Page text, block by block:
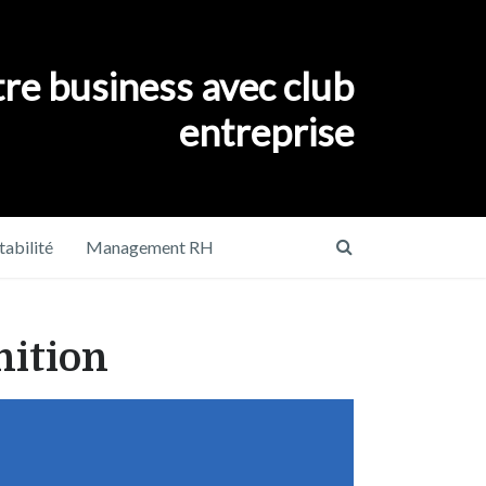
business avec club
entreprise
Management RH